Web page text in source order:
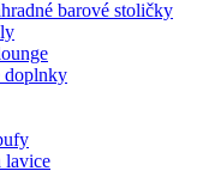
barové stoličky
doplnky
lavice